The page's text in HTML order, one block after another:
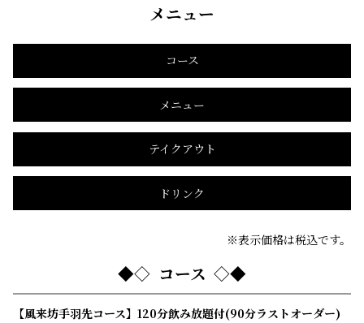
メニュー
コース
メニュー
テイクアウト
ドリンク
※表示価格は税込です。
コース
【風来坊手羽先コース】120分飲み放題付(90分ラストオーダー)